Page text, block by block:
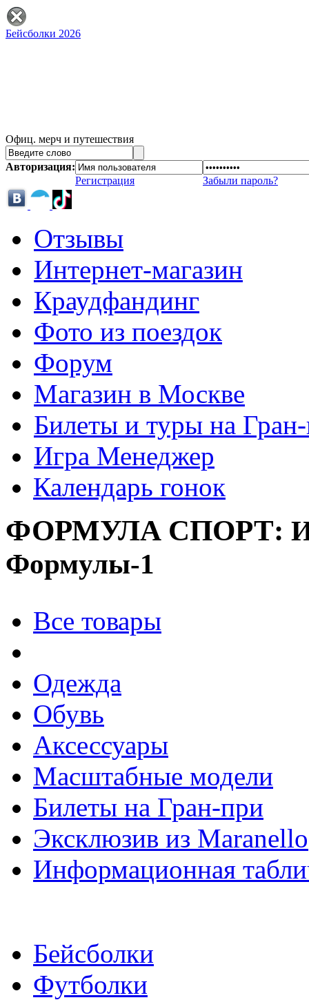
Бейсболки 2026
Офиц. мерч и путешествия
Авторизация:
Регистрация
Забыли пароль?
Отзывы
Интернет-магазин
Краудфандинг
Фото из поездок
Форум
Магазин в Москве
Билеты и туры на
Игра Менеджер
Календарь гонок
ФОРМУЛА СПОРТ:
Формулы-1
Все товары
Одежда
Обувь
Аксессуары
Масштабные модели
Билеты на Гран-при
Эксклюзив из Maranello
Информационная
Бейсболки
Футболки